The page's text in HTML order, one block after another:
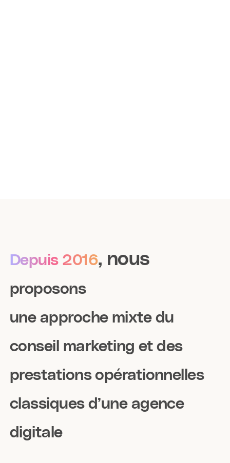
Depuis 2016, nous
proposons
une approche mixte du
conseil marketing et des
prestations opérationnelles
classiques d’une agence
digitale